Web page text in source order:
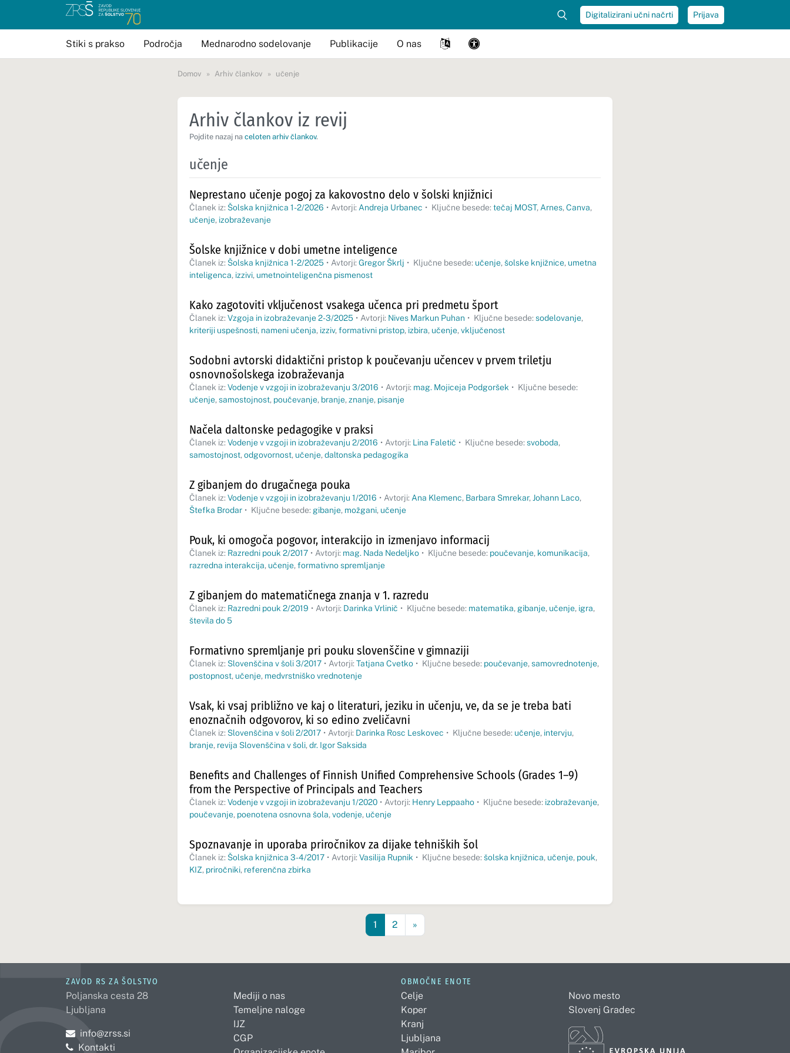
Digitalizirani učni načrti Prijava
Stiki s prakso Področja Mednarodno sodelovanje Publikacije O nas
Domov Arhiv člankov učenje
Arhiv člankov iz revij
Pojdite nazaj na celoten arhiv člankov.
učenje
Neprestano učenje pogoj za kakovostno delo v šolski knjižnici
Članek iz: Šolska knjižnica 1-2/2026 • Avtorji: Andreja Urbanec • Ključne besede: tečaj MOST, Arnes, Canva,
učenje, izobraževanje
Šolske knjižnice v dobi umetne inteligence
Članek iz: Šolska knjižnica 1-2/2025 • Avtorji: Gregor Škrlj • Ključne besede: učenje, šolske knjižnice, umetna
inteligenca, izzivi, umetnointeligenčna pismenost
Kako zagotoviti vključenost vsakega učenca pri predmetu šport
Članek iz: Vzgoja in izobraževanje 2-3/2025 • Avtorji: Nives Markun Puhan • Ključne besede: sodelovanje,
kriteriji uspešnosti, nameni učenja, izziv, formativni pristop, izbira, učenje, vključenost
Sodobni avtorski didaktični pristop k poučevanju učencev v prvem triletju
osnovnošolskega izobraževanja
Članek iz: Vodenje v vzgoji in izobraževanju 3/2016 • Avtorji: mag. Mojiceja Podgoršek • Ključne besede:
učenje, samostojnost, poučevanje, branje, znanje, pisanje
Načela daltonske pedagogike v praksi
Članek iz: Vodenje v vzgoji in izobraževanju 2/2016 • Avtorji: Lina Faletič • Ključne besede: svoboda,
samostojnost, odgovornost, učenje, daltonska pedagogika
Z gibanjem do drugačnega pouka
Članek iz: Vodenje v vzgoji in izobraževanju 1/2016 • Avtorji: Ana Klemenc, Barbara Smrekar, Johann Laco,
Štefka Brodar • Ključne besede: gibanje, možgani, učenje
Pouk, ki omogoča pogovor, interakcijo in izmenjavo informacij
Članek iz: Razredni pouk 2/2017 • Avtorji: mag. Nada Nedeljko • Ključne besede: poučevanje, komunikacija,
razredna interakcija, učenje, formativno spremljanje
Z gibanjem do matematičnega znanja v 1. razredu
Članek iz: Razredni pouk 2/2019 • Avtorji: Darinka Vrlinič • Ključne besede: matematika, gibanje, učenje, igra,
števila do 5
Formativno spremljanje pri pouku slovenščine v gimnaziji
Članek iz: Slovenščina v šoli 3/2017 • Avtorji: Tatjana Cvetko • Ključne besede: poučevanje, samovrednotenje,
postopnost, učenje, medvrstniško vrednotenje
Vsak, ki vsaj približno ve kaj o literaturi, jeziku in učenju, ve, da se je treba bati
enoznačnih odgovorov, ki so edino zveličavni
Članek iz: Slovenščina v šoli 2/2017 • Avtorji: Darinka Rosc Leskovec • Ključne besede: učenje, intervju,
branje, revija Slovenščina v šoli, dr. Igor Saksida
Benefits and Challenges of Finnish Unified Comprehensive Schools (Grades 1–9)
from the Perspective of Principals and Teachers
Članek iz: Vodenje v vzgoji in izobraževanju 1/2020 • Avtorji: Henry Leppaaho • Ključne besede: izobraževanje,
poučevanje, poenotena osnovna šola, vodenje, učenje
Spoznavanje in uporaba priročnikov za dijake tehniških šol
Članek iz: Šolska knjižnica 3-4/2017 • Avtorji: Vasilija Rupnik • Ključne besede: šolska knjižnica, učenje, pouk,
KIZ, priročniki, referenčna zbirka
1 2 »
ZAVOD RS ZA ŠOLSTVO
Poljanska cesta 28
Ljubljana
Pošljite e-mail na
info@zrss.si
Kontakti
Mediji o nas
Temeljne naloge
IJZ
CGP
OBMOČNE ENOTE
Celje
Koper
Kranj
Ljubljana
Novo mesto
Slovenj Gradec